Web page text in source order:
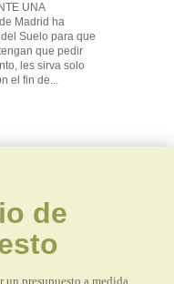
UNA
Madrid ha
Suelo para que
que pedir
les sirva solo
el fin de...
de
presupuesto a medida